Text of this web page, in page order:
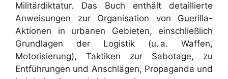
Militärdiktatur. Das Buch enthält detaillierte
Anweisungen zur Organisation von Guerilla-
Aktionen in urbanen Gebieten, einschließlich
Grundlagen der Logistik (u. a. Waffen,
Motorisierung), Taktiken zur Sabotage, zu
Entführungen und Anschlägen, Propaganda und